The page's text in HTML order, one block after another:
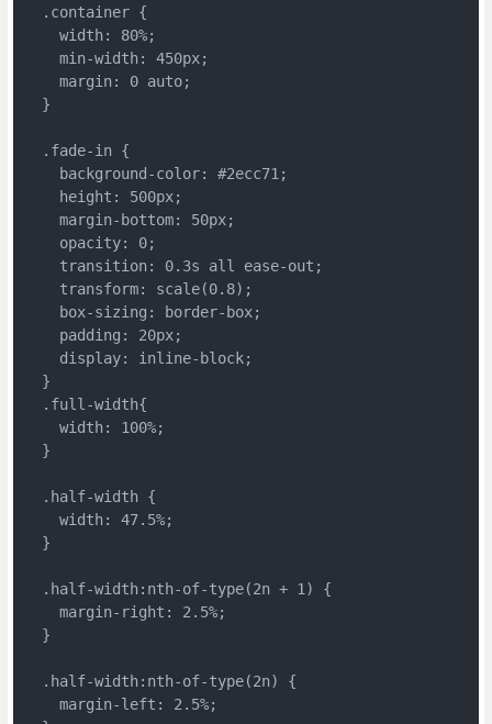
  .container {
    width: 80%;
    min-width: 450px;
    margin: 0 auto;
  }
  .fade-in {
    background-color: #2ecc71;
    height: 500px;
    margin-bottom: 50px;
    opacity: 0;
    transition: 0.3s all ease-out;
    transform: scale(0.8);
    box-sizing: border-box;
    padding: 20px;
    display: inline-block;
  }
  .full-width{
    width: 100%;
  }
  .half-width {
    width: 47.5%;
  }
  .half-width:nth-of-type(2n + 1) {
    margin-right: 2.5%;
  }
  .half-width:nth-of-type(2n) {
    margin-left: 2.5%;